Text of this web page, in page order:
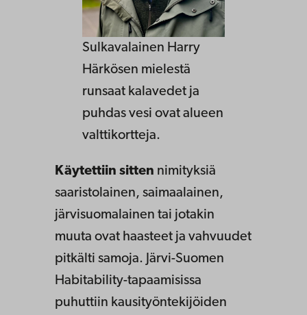
Sulkavalainen Harry
Härkösen mielestä
runsaat kalavedet ja
puhdas vesi ovat alueen
valttikortteja.
Käytettiin sitten nimityksiä
saaristolainen, saimaalainen,
järvisuomalainen tai jotakin
muuta ovat haasteet ja vahvuudet
pitkälti samoja. Järvi-Suomen
Habitability-tapaamisissa
puhuttiin kausityöntekijöiden